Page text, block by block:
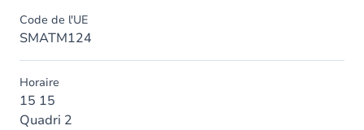
Code de l'UE
SMATM124
Horaire
15 15
Quadri 2